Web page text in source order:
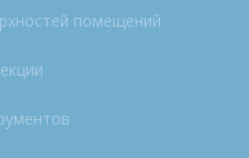
помещений